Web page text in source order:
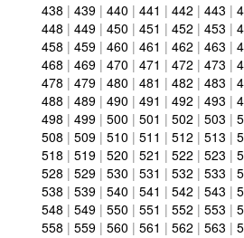
438 | 439 | 440 | 441 | 442 | 443 |
448 | 449 | 450 | 451 | 452 | 453 |
458 | 459 | 460 | 461 | 462 | 463 |
468 | 469 | 470 | 471 | 472 | 473 |
478 | 479 | 480 | 481 | 482 | 483 |
488 | 489 | 490 | 491 | 492 | 493 |
498 | 499 | 500 | 501 | 502 | 503 |
508 | 509 | 510 | 511 | 512 | 513 |
518 | 519 | 520 | 521 | 522 | 523 |
528 | 529 | 530 | 531 | 532 | 533 |
538 | 539 | 540 | 541 | 542 | 543 |
548 | 549 | 550 | 551 | 552 | 553 |
558 | 559 | 560 | 561 | 562 | 563 |